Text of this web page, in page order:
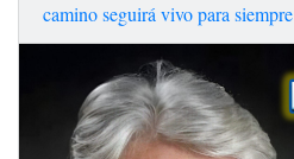
camino seguirá vivo para siempre